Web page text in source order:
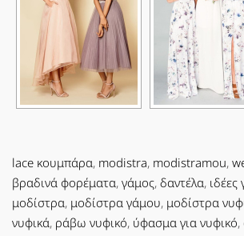
lace κουμπάρα, modistra, modistramou,
βραδινά φορέματα, γάμος, δαντέλα, ιδέες
μοδίστρα, μοδίστρα γάμου, μοδίστρα
νυφικά, ράβω νυφικό, ύφασμα για νυφικό,